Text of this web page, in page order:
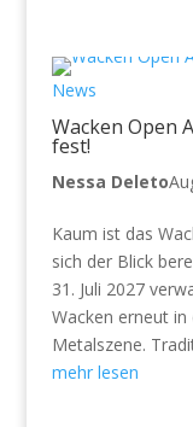
News
Wacken Open
fest!
Nessa Deleto
Kaum ist das
sich der Blick
31. Juli 2027
Wacken erneut
Metalszene.
mehr lesen